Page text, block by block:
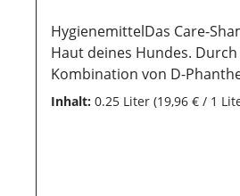
HygienemittelDas Care-
Haut deines Hundes.
Kombination von D-
Ringelblumen kann gereizte
Inhalt: 0.25 Liter (19,96 € / 1